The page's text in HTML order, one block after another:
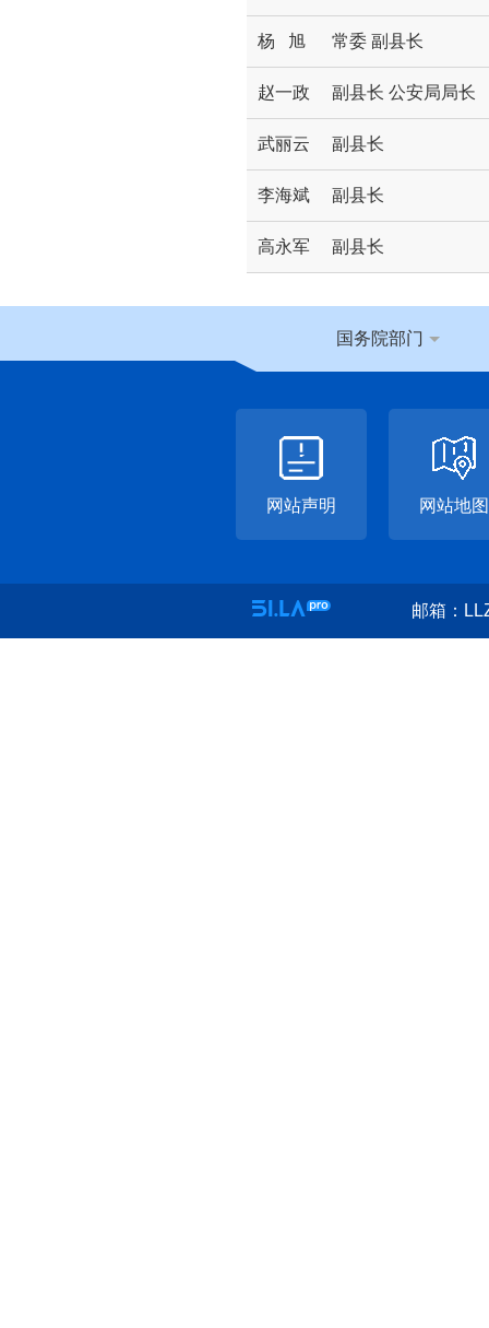
杨 旭 常委 副县长
赵一政 副县长 公安局局长
武丽云 副县长
李海斌 副县长
高永军 副县长
国务院部门
网站声明 网站地图
邮箱：